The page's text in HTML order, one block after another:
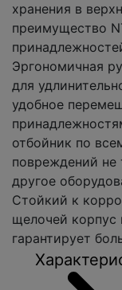
хранения в
преимущество
Эргономичная
для
удобное
отбойник по
повреждений не
другое
Стойкий к
щелочей
гарантирует